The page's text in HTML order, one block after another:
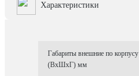
Характеристики
Габариты внешние по корпусу
(ВхШхГ) мм